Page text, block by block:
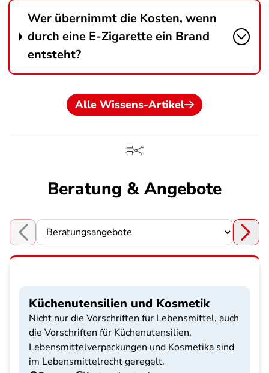
Wer übernimmt die Kosten, wenn
durch eine E-Zigarette ein Brand
entsteht?
Alle Wissens-Artikel
Beratung & Angebote
Choose a section
Küchenutensilien und Kosmetik
Nicht nur die Vorschriften für Lebensmittel, auch
die Vorschriften für Küchenutensilien,
Lebensmittelverpackungen und Kosmetika sind
im Lebensmittelrecht geregelt.